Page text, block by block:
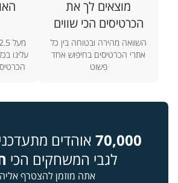
מוצאים לך את
הכרטיסים הכי שווים
השוואה מהירה ובטוחה בין כל
אתרי הכרטיסים בחיפוש אחד
פשוט
עלינו
70,000 אוהדים
לגבי המשחקים הכי
אתה מוזמן להצטרף